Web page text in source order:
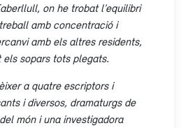
on he trobat l’equilibri
amb concentració i
amb els altres residents,
sopars tots plegats.
a quatre escriptors i
i diversos, dramaturgs de
món i una investigadora